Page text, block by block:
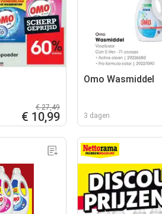
€ 27,49
€ 10,99
Omo Wasmiddel
3 dagen